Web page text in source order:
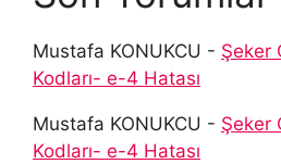
Mustafa KONUKCU - Şeker
Kodları- e-4 Hatası
Mustafa KONUKCU - Şeker
Kodları- e-4 Hatası